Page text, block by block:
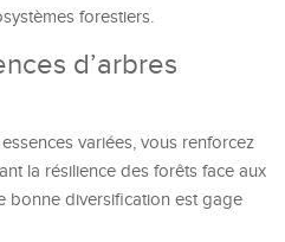
forestiers.
d’arbres
variées, vous renforcez
la résilience des forêts face aux
bonne diversification est gage